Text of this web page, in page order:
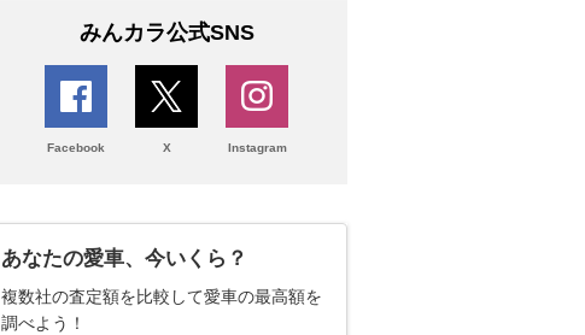
みんカラ公式SNS
Facebook X Instagram
あなたの愛車、今いくら？
複数社の査定額を比較して愛車の最高額を
調べよう！